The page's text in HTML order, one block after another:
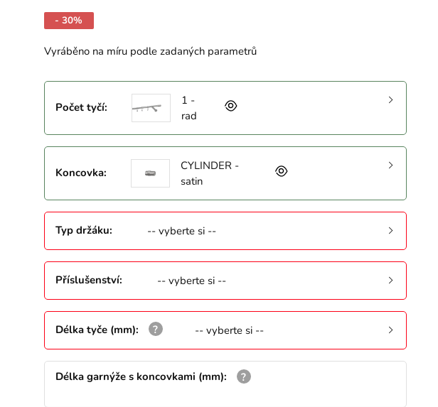
- 30%
Vyráběno na míru podle zadaných parametrů
Počet tyčí:
1 -
rad
Koncovka:
CYLINDER -
satin
Typ držáku: -- vyberte si --
Příslušenství: -- vyberte si --
Délka tyče (mm): -- vyberte si --
Délka garnýže s koncovkami (mm):